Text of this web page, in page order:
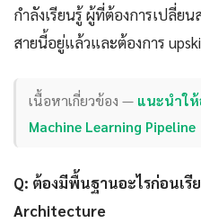
กำลังเรียนรู้ ผู้ที่ต้องการเปลี่ย
สายนี้อยู่แล้วและต้องการ
เนื้อหาเกี่ยวข้อง — แนะนำใ
Machine Learning Pipeline
Q: ต้องมีพื้นฐานอะไรก่อนเรี
Architecture